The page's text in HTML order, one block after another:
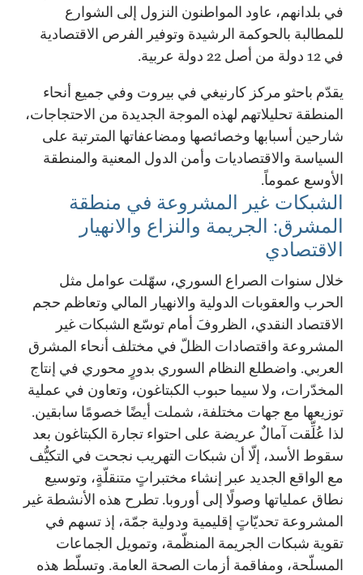
في بلدانهم، عاود المواطنون النزول إلى الشوارع
للمطالبة بالحوكمة الرشيدة وتوفير الفرص الاقتصادية
في 12 دولة من أصل 22 دولة عربية.
يقدّم باحثو مركز كارنيغي في بيروت وفي جميع أنحاء
المنطقة تحليلاتهم لهذه الموجة الجديدة من الاحتجاجات،
شارحين أسبابها وخصائصها ومضاعفاتها المترتبة على
السياسة والاقتصاديات وأمن الدول المعنية والمنطقة
الأوسع عموماً.
الشبكات غير المشروعة في منطقة
المشرق: الجريمة والنزاع والانهيار
الاقتصادي
خلال سنوات الصراع السوري، سهّلت عوامل مثل
الحرب والعقوبات الدولية والانهيار المالي وتعاظم حجم
الاقتصاد النقدي، الظروفَ أمام توسّع الشبكات غير
المشروعة واقتصادات الظلّ في مختلف أنحاء المشرق
العربي. واضطلع النظام السوري بدورٍ محوري في إنتاج
المخدّرات، ولا سيما حبوب الكبتاغون، وتعاون في عملية
توزيعها مع جهات مختلفة، شملت أيضًا خصومًا سابقين.
لذا عُلِّقت آمالٌ عريضة على احتواء تجارة الكبتاغون بعد
سقوط الأسد، إلّا أن شبكات التهريب نجحت في التكيُّف
مع الواقع الجديد عبر إنشاء مختبراتٍ متنقلّةٍ، وتوسيع
نطاق عملياتها وصولًا إلى أوروبا. تطرح هذه الأنشطة غير
المشروعة تحديّاتٍ إقليمية ودولية جمّة، إذ تسهم في
تقوية شبكات الجريمة المنظّمة، وتمويل الجماعات
المسلّحة، ومفاقمة أزمات الصحة العامة. وتسلّط هذه